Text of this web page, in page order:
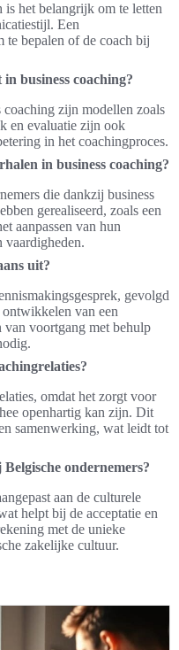
is het belangrijk om te letten
Een
te bepalen of de coach bij
business coaching?
zijn modellen zoals
en evaluatie zijn ook
in het coachingproces.
in business coaching?
die dankzij business
gerealiseerd, zoals een
aanpassen van hun
vaardigheden.
uit?
gevolgd
van een
van voortgang met behulp
omdat het zorgt voor
openhartig kan zijn. Dit
samenwerking, wat leidt tot
ondernemers?
aan de culturele
helpt bij de acceptatie en
met de unieke
zakelijke cultuur.